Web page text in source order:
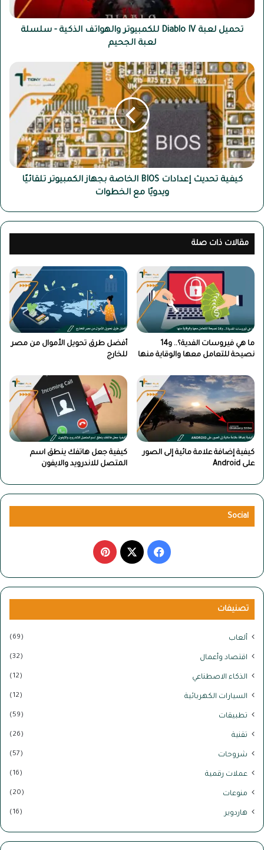
سلسلة
لعبة
تحميل لعبة Diablo IV للكمبيوتر والهواتف الذكية - سلسلة
لعبة الجحيم
كيفية
تحديث
إعدادات
BIOS
الخاصة
بجهاز
الكمبيوتر
تلقائيًا
ويدويًا
كيفية تحديث إعدادات BIOS الخاصة بجهاز الكمبيوتر تلقائيًا
ويدويًا مع الخطوات
مقالات ذات صلة
ما هي فيروسات الفدية؟.. و14
نصيحة للتعامل معها والوقاية منها
أفضل طرق تحويل الأموال من مصر
للخارج
كيفية إضافة علامة مائية إلى الصور
على Android
كيفية جعل هاتفك ينطق اسم
المتصل للاندرويد والايفون
Social
فيسبوك بينتيريست
تصنيفات
ألعاب (69)
اقتصاد وأعمال (32)
الذكاء الاصطناعي (12)
السيارات الكهربائية (12)
تطبيقات (59)
تقنية (26)
شروحات (57)
عملات رقمية (16)
منوعات (20)
هاردوير (16)